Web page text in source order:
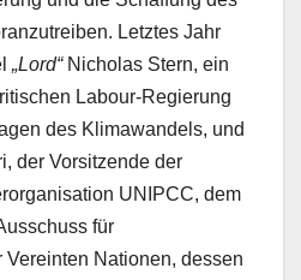
Letztes Jahr
„Lord“Nicholas Stern, ein
Labour-Regierung
des Klimawandels, und
der Vorsitzende der
UNIPCC, dem
für
Nationen, dessen